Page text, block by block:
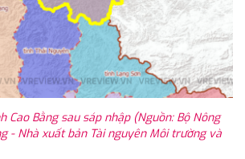
Cao Bằng sau sáp nhập (Nguồn: Bộ Nông
- Nhà xuất bản Tài nguyên Môi trường và